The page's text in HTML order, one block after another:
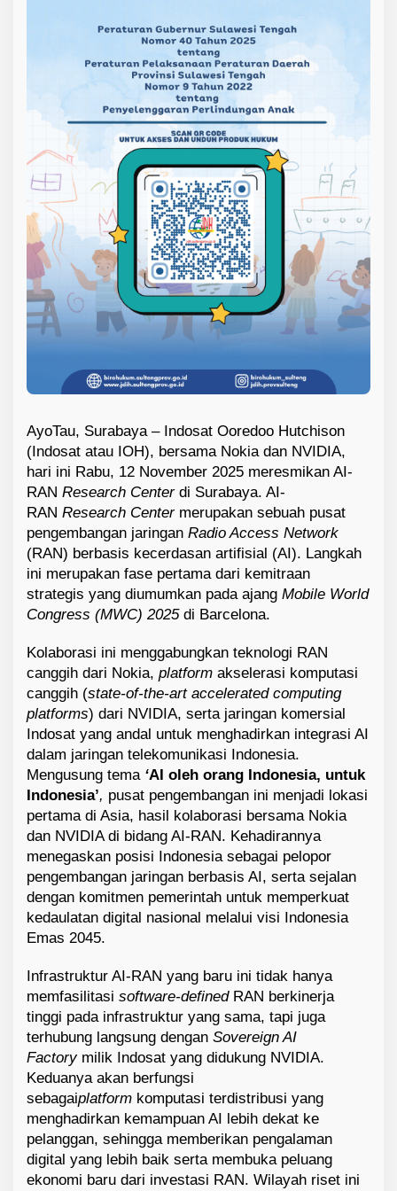
AyoTau, Surabaya – Indosat Ooredoo Hutchison
(Indosat atau IOH), bersama Nokia dan NVIDIA,
hari ini Rabu, 12 November 2025 meresmikan AI-
RAN Research Center di Surabaya. AI-
RAN Research Centermerupakan sebuah pusat
pengembangan jaringan Radio Access Network
(RAN) berbasis kecerdasan artifisial (AI). Langkah
ini merupakan fase pertama dari kemitraan
strategis yang diumumkan pada ajang Mobile World
Congress (MWC) 2025di Barcelona.
Kolaborasi ini menggabungkan teknologi RAN
canggih dari Nokia, platform akselerasi komputasi
canggih (state-of-the-art accelerated computing
platforms) dari NVIDIA, serta jaringan komersial
Indosat yang andal untuk menghadirkan integrasi AI
dalam jaringan telekomunikasi Indonesia.
Mengusung tema ‘AI oleh orang Indonesia, untuk
Indonesia’, pusat pengembangan ini menjadi lokasi
pertama di Asia, hasil kolaborasi bersama Nokia
dan NVIDIA di bidang AI-RAN. Kehadirannya
menegaskan posisi Indonesia sebagai pelopor
pengembangan jaringan berbasis AI, serta sejalan
dengan komitmen pemerintah untuk memperkuat
kedaulatan digital nasional melalui visi Indonesia
Emas 2045.
Infrastruktur AI-RAN yang baru ini tidak hanya
memfasilitasi software-defined RAN berkinerja
tinggi pada infrastruktur yang sama, tapi juga
terhubung langsung dengan Sovereign AI
Factorymilik Indosat yang didukung NVIDIA.
Keduanya akan berfungsi
sebagaiplatform komputasi terdistribusi yang
menghadirkan kemampuan AI lebih dekat ke
pelanggan, sehingga memberikan pengalaman
digital yang lebih baik serta membuka peluang
ekonomi baru dari investasi RAN. Wilayah riset ini